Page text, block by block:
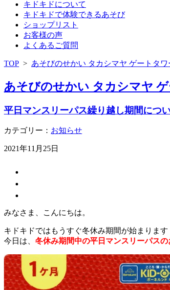
キドキドについて
キドキドで体験できるあそび
ショップリスト
お客様の声
よくあるご質問
TOP > あそびのせかい タカシマヤ ゲートタ
あそびのせかい タカシマヤ
平日マンスリーパス繰り越し期間につ
カテゴリー： お知らせ
2021年11月25日
みなさま、こんにちは。
キドキドではもうすぐ冬休み期間が始まります
今日は、 冬休み期間中の平日マンスリーパス